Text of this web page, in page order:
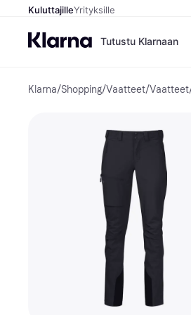
KuluttajilleYrityksille
Tutustu Klarnaan
Klarna/Shopping/Vaatteet/Vaatteet